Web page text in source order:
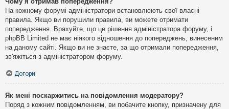
На кожному форумі адміністратори встановлюють свої власні
правила. Якщо ви порушили правила, ви можете отримати
попередження. Врахуйте, що це рішення адміністратора форуму, і
phpBB Limited не має ніякого відношення до попереджень, винесеним
на даному сайті. Якщо ви не знаєте, за що отримали попередження,
зв'яжіться з адміністратором форуму.
Догори
Як мені поскаржитись на повідомлення модератору?
Поряд з кожним повідомленням, ви побачите кнопку, призначену для